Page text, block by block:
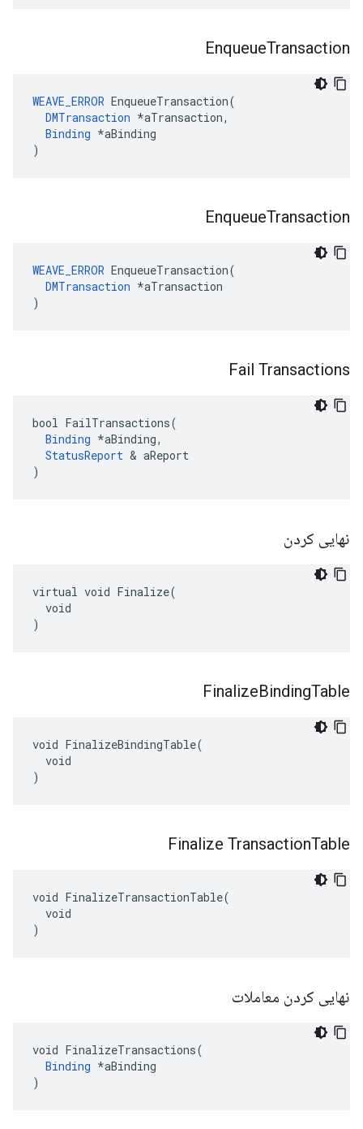
EnqueueTransaction
WEAVE_ERROR EnqueueTransaction(
DMTransaction *aTransaction,
Binding *aBinding
)
EnqueueTransaction
WEAVE_ERROR EnqueueTransaction(
DMTransaction *aTransaction
)
Fail Transactions
bool FailTransactions(
Binding *aBinding,
StatusReport & aReport
)
نهایی کردن
virtual void Finalize(
  void
)
FinalizeBindingTable
void FinalizeBindingTable(
  void
)
Finalize TransactionTable
void FinalizeTransactionTable(
  void
)
نهایی کردن معاملات
void FinalizeTransactions(
Binding *aBinding
)